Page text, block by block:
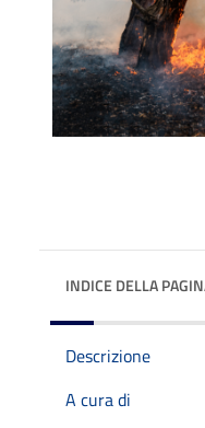
INDICE DELLA
Descrizione
A cura di